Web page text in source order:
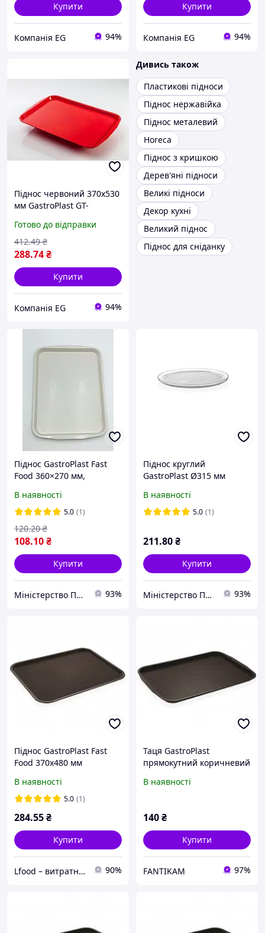
Купити
Компанія EG 94%
Купити
Компанія EG 94%
Піднос червоний 370х530
мм GastroPlast GT-
Готово до відправки
288.74₴
412.49 ₴
Купити
Компанія EG 94%
Дивись також
Пластикові підноси
Піднос нержавійка
Піднос металевий
Horeca
Піднос з кришкою
Дерев'яні підноси
Великі підноси
Декор кухні
Великий піднос
Піднос для сніданку
Піднос GastroPlast Fast
Food 360×270 мм,
В наявності
5.0 (1)
108.10₴
120.20 ₴
Купити
Міністерство Посуду 93%
Піднос круглий
GastroPlast Ø315 мм
В наявності
5.0 (1)
211.80₴
Купити
Міністерство Посуду 93%
Піднос GastroPlast Fast
Food 370х480 мм
В наявності
5.0 (1)
284.55₴
Купити
Lfood – витратні матеріали для харчової галузі 90%
Таця GastroPlast
прямокутний коричневий
з швидкою доставкою по
В наявності
140₴
Купити
FANTIKAM 97%